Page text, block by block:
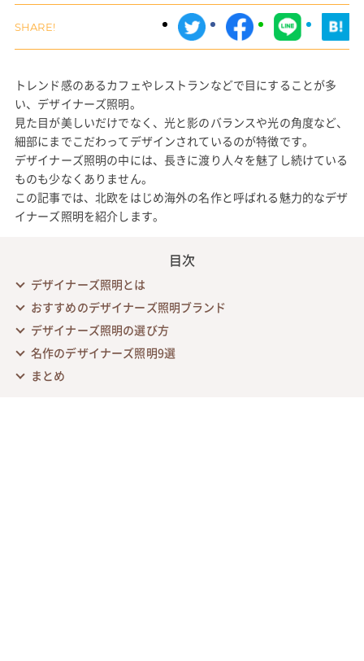
トレンド感のあるカフェやレストランなどで目にすることが多
い、デザイナーズ照明。
見た目が美しいだけでなく、光と影のバランスや光の角度など、
細部にまでこだわってデザインされているのが特徴です。
デザイナーズ照明の中には、長きに渡り人々を魅了し続けている
ものも少なくありません。
この記事では、北欧をはじめ海外の名作と呼ばれる魅力的なデザ
イナーズ照明を紹介します。
目次
デザイナーズ照明とは
おすすめのデザイナーズ照明ブランド
デザイナーズ照明の選び方
名作のデザイナーズ照明9選
まとめ